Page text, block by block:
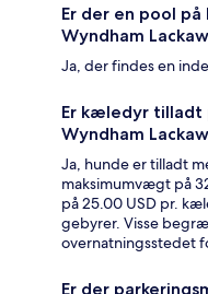
Er der en pool på
Wyndham
Ja, der findes en
Er kæledyr tilladt
Wyndham
Ja, hunde er tilladt
maksimumvægt på
på 25.00 USD pr.
gebyrer. Visse
overnatningsstedet
Er der